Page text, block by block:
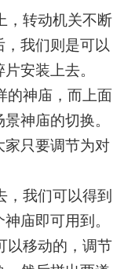
，转动机关不断
我们则是可以
安装上去。
的神庙，而上面
神庙的切换。
家只要调节为对
，我们可以得到
庙即可用到。
以移动的，调节